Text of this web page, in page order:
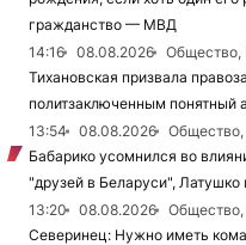
гражданство — МВД
14:16
08.08.2026
Общество,
Тихановская призвала
политзаключенным понятный
13:54
08.08.2026
Общество,
Бабарико усомнился во
"друзей в Беларуси", Латушко
13:20
08.08.2026
Общество,
Северинец: Нужно иметь